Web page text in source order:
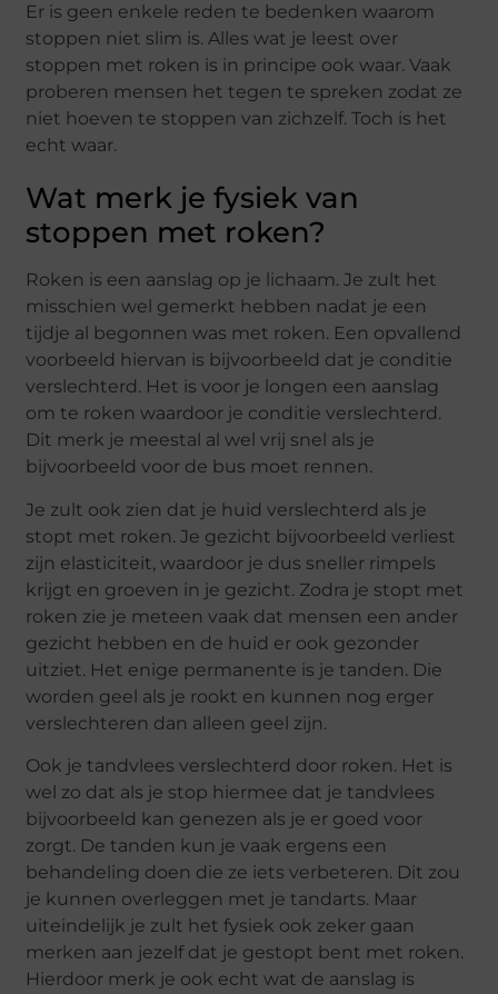
Er is geen enkele reden te bedenken waarom
stoppen niet slim is. Alles wat je leest over
stoppen met roken is in principe ook waar. Vaak
proberen mensen het tegen te spreken zodat ze
niet hoeven te stoppen van zichzelf. Toch is het
echt waar.
Wat merk je fysiek van
stoppen met roken?
Roken is een aanslag op je lichaam. Je zult het
misschien wel gemerkt hebben nadat je een
tijdje al begonnen was met roken. Een opvallend
voorbeeld hiervan is bijvoorbeeld dat je conditie
verslechterd. Het is voor je longen een aanslag
om te roken waardoor je conditie verslechterd.
Dit merk je meestal al wel vrij snel als je
bijvoorbeeld voor de bus moet rennen.
Je zult ook zien dat je huid verslechterd als je
stopt met roken. Je gezicht bijvoorbeeld verliest
zijn elasticiteit, waardoor je dus sneller rimpels
krijgt en groeven in je gezicht. Zodra je stopt met
roken zie je meteen vaak dat mensen een ander
gezicht hebben en de huid er ook gezonder
uitziet. Het enige permanente is je tanden. Die
worden geel als je rookt en kunnen nog erger
verslechteren dan alleen geel zijn.
Ook je tandvlees verslechterd door roken. Het is
wel zo dat als je stop hiermee dat je tandvlees
bijvoorbeeld kan genezen als je er goed voor
zorgt. De tanden kun je vaak ergens een
behandeling doen die ze iets verbeteren. Dit zou
je kunnen overleggen met je tandarts. Maar
uiteindelijk je zult het fysiek ook zeker gaan
merken aan jezelf dat je gestopt bent met roken.
Hierdoor merk je ook echt wat de aanslag is